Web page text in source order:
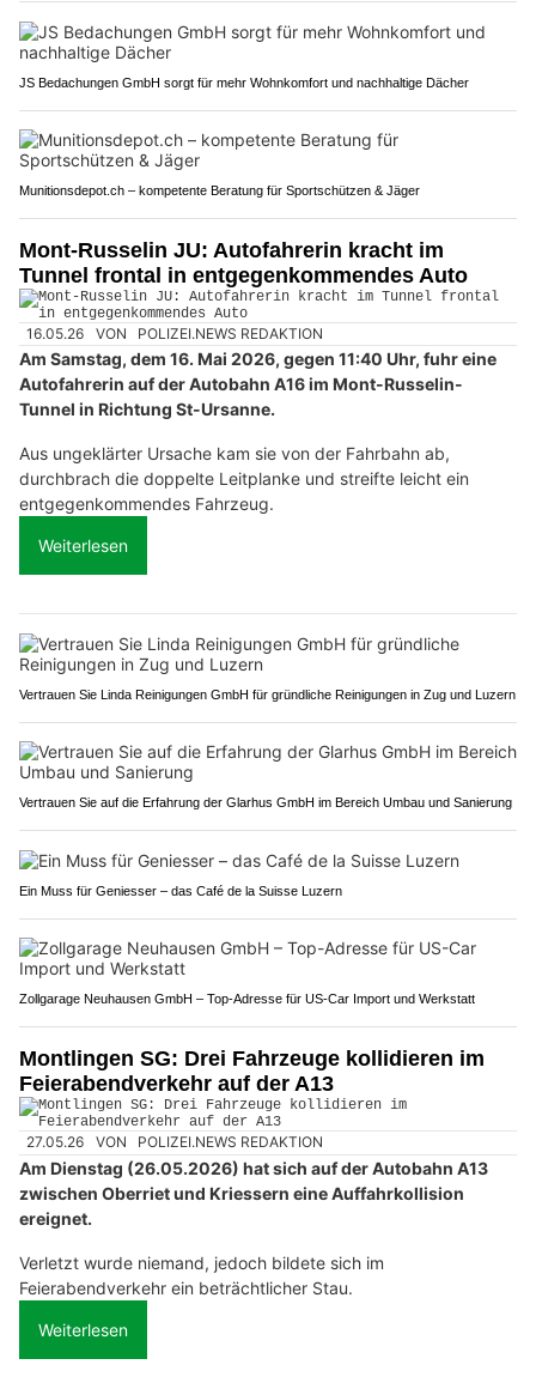
JS Bedachungen GmbH sorgt für mehr Wohnkomfort und nachhaltige Dächer
Munitionsdepot.ch – kompetente Beratung für Sportschützen & Jäger
Mont-Russelin JU: Autofahrerin kracht im
Tunnel frontal in entgegenkommendes Auto
16.05.26 VON POLIZEI.NEWS REDAKTION
Am Samstag, dem 16. Mai 2026, gegen 11:40 Uhr, fuhr eine
Autofahrerin auf der Autobahn A16 im Mont-Russelin-
Tunnel in Richtung St-Ursanne.
Aus ungeklärter Ursache kam sie von der Fahrbahn ab,
durchbrach die doppelte Leitplanke und streifte leicht ein
entgegenkommendes Fahrzeug.
Weiterlesen
Vertrauen Sie Linda Reinigungen GmbH für gründliche Reinigungen in Zug und Luzern
Vertrauen Sie auf die Erfahrung der Glarhus GmbH im Bereich Umbau und Sanierung
Ein Muss für Geniesser – das Café de la Suisse Luzern
Zollgarage Neuhausen GmbH – Top-Adresse für US-Car Import und Werkstatt
Montlingen SG: Drei Fahrzeuge kollidieren im
Feierabendverkehr auf der A13
27.05.26 VON POLIZEI.NEWS REDAKTION
Am Dienstag (26.05.2026) hat sich auf der Autobahn A13
zwischen Oberriet und Kriessern eine Auffahrkollision
ereignet.
Verletzt wurde niemand, jedoch bildete sich im
Feierabendverkehr ein beträchtlicher Stau.
Weiterlesen